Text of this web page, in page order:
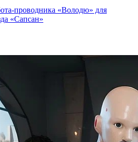
проводника «Володю» для
«Сапсан»